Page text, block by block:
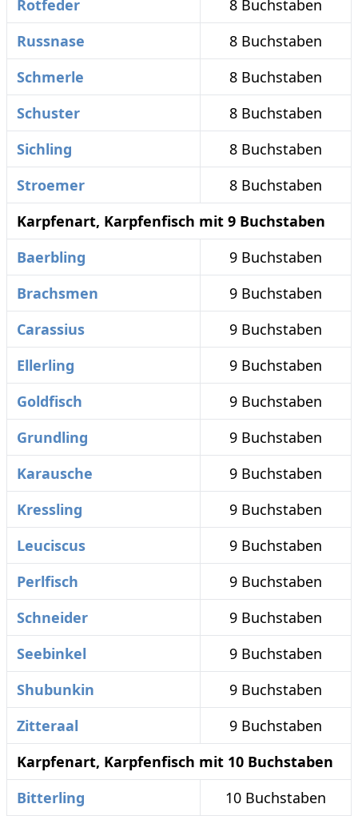
Rotfeder
8 Buchstaben
Russnase
8 Buchstaben
Schmerle
8 Buchstaben
Schuster
8 Buchstaben
Sichling
8 Buchstaben
Stroemer
8 Buchstaben
Karpfenart, Karpfenfisch mit 9 Buchstaben
Baerbling
9 Buchstaben
Brachsmen
9 Buchstaben
Carassius
9 Buchstaben
Ellerling
9 Buchstaben
Goldfisch
9 Buchstaben
Grundling
9 Buchstaben
Karausche
9 Buchstaben
Kressling
9 Buchstaben
Leuciscus
9 Buchstaben
Perlfisch
9 Buchstaben
Schneider
9 Buchstaben
Seebinkel
9 Buchstaben
Shubunkin
9 Buchstaben
Zitteraal
9 Buchstaben
Karpfenart, Karpfenfisch mit 10 Buchstaben
Bitterling
10 Buchstaben